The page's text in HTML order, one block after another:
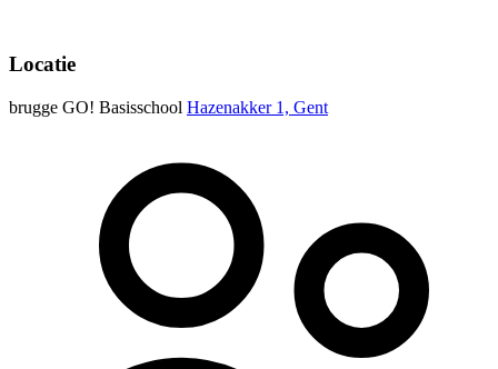
Locatie
brugge GO! Basisschool Hazenakker 1, Gent